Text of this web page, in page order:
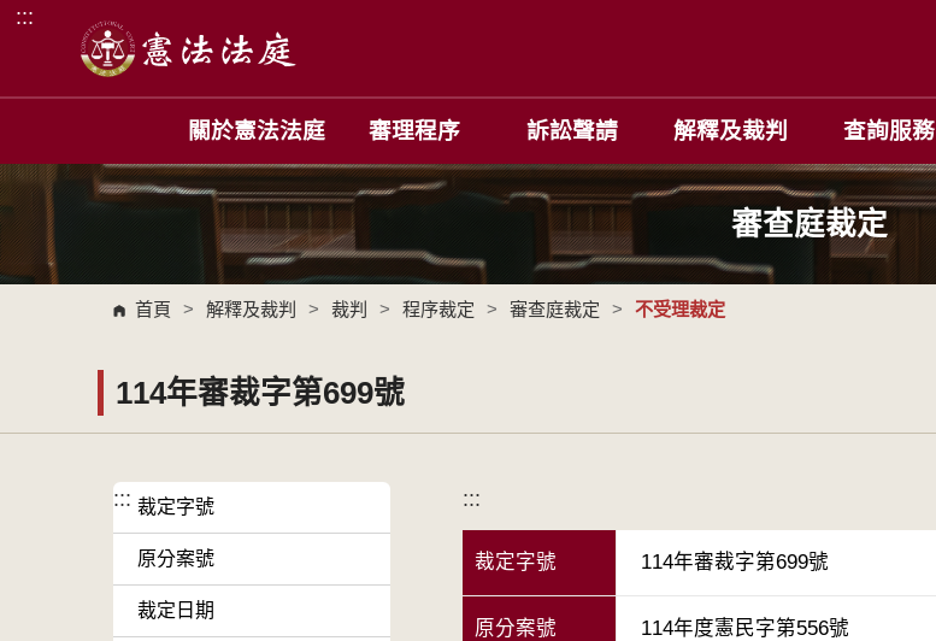
跳到主要內容區塊
:::
關於憲法法庭 審理程序 訴訟聲請 解釋及裁判 查詢服務
審查庭裁定
首頁 > 解釋及裁判 > 裁判 > 程序裁定 > 審查庭裁定 > 不受理裁定
114年審裁字第699號
::: 裁定字號
原分案號
裁定日期
:::
裁定字號 114年審裁字第699號
原分案號 114年度憲民字第556號